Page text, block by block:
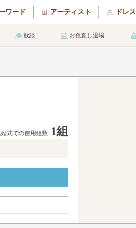
ワード アーティスト ドレス
歓談 お色直し退場
式での使用組数 1組